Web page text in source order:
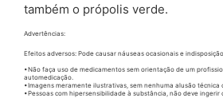
também o própolis verde.
Advertências:
Efeitos adversos: Pode causar náuseas ocasionais e
•Não faça uso de medicamentos sem orientação de um
automedicação.
•Imagens meramente ilustrativas, sem nenhuma alusão técnica
•Pessoas com hipersensibilidade à substância, não deve ingerir